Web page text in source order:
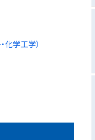
化学工学）